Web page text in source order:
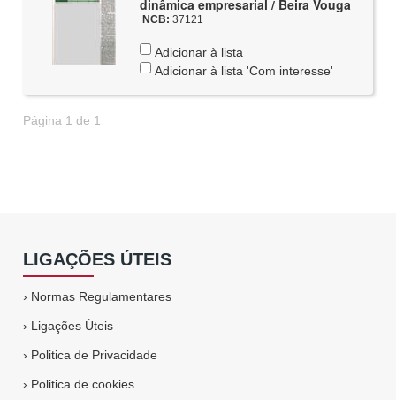
dinâmica empresarial / Beira Vouga
NCB: 37121
Adicionar à lista
Adicionar à lista 'Com interesse'
Página 1 de 1
LIGAÇÕES ÚTEIS
› Normas Regulamentares
› Ligações Úteis
› Politica de Privacidade
› Politica de cookies